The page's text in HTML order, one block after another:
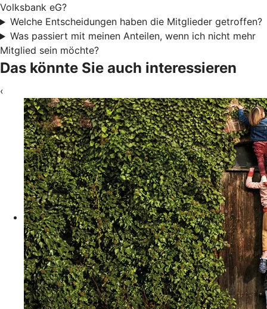
Volksbank eG?
Welche Entscheidungen haben die Mitglieder getroffen?
Was passiert mit meinen Anteilen, wenn ich nicht mehr
Mitglied sein möchte?
Das könnte Sie auch interessieren
‹